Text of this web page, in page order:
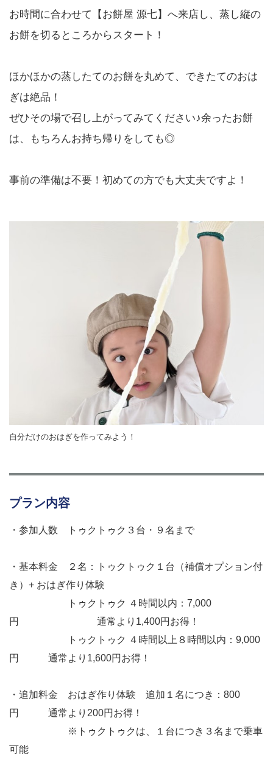
お時間に合わせて【お餅屋 源七】へ来店し、蒸し縦の
お餅を切るところからスタート！
ほかほかの蒸したてのお餅を丸めて、できたてのおは
ぎは絶品！
ぜひその場で召し上がってみてください♪余ったお餅
は、もちろんお持ち帰りをしても◎
事前の準備は不要！初めての方でも大丈夫ですよ！
自分だけのおはぎを作ってみよう！
プラン内容
・参加人数 トゥクトゥク３台・９名まで
・基本料金 ２名：トゥクトゥク１台（補償オプション付
き）+ おはぎ作り体験
トゥクトゥク ４時間以内：7,000
円 通常より1,400円お得！
トゥクトゥク ４時間以上８時間以内：9,000
円 通常より1,600円お得！
・追加料金 おはぎ作り体験 追加１名につき：800
円 通常より200円お得！
※トゥクトゥクは、１台につき３名まで乗車
可能